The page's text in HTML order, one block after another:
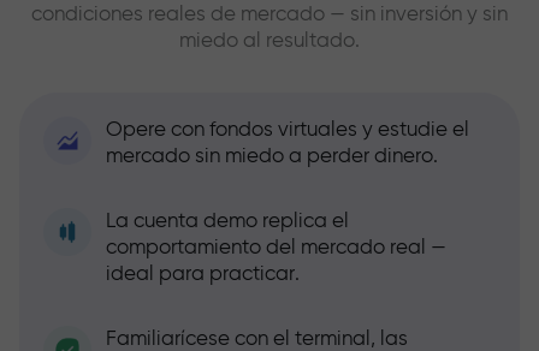
condiciones reales de mercado — sin inversión y sin
miedo al resultado.
Opere con fondos virtuales y estudie el
mercado sin miedo a perder dinero.
La cuenta demo replica el
comportamiento del mercado real —
ideal para practicar.
Familiarícese con el terminal, las